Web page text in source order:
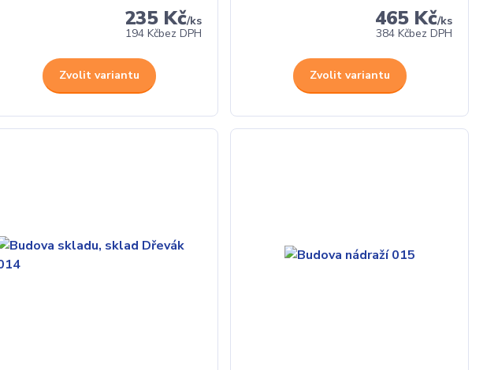
235 Kč/ks
194 Kčbez DPH
Zvolit variantu
465 Kč/ks
384 Kčbez DPH
Zvolit variantu